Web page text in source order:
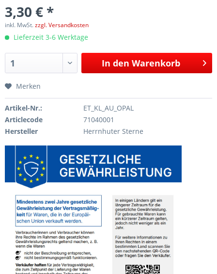
3,30 € *
inkl. MwSt.zzgl. Versandkosten
Lieferzeit 3-6 Werktage
In den Warenkorb
Merken
Artikel-Nr.:
ET_KL_AU_OPAL
Articlecode
71040001
Hersteller
Herrnhuter Sterne